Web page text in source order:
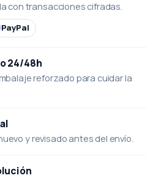
con transacciones cifradas.
PayPal
24/48h
reforzado para cuidar la
y revisado antes del envío.